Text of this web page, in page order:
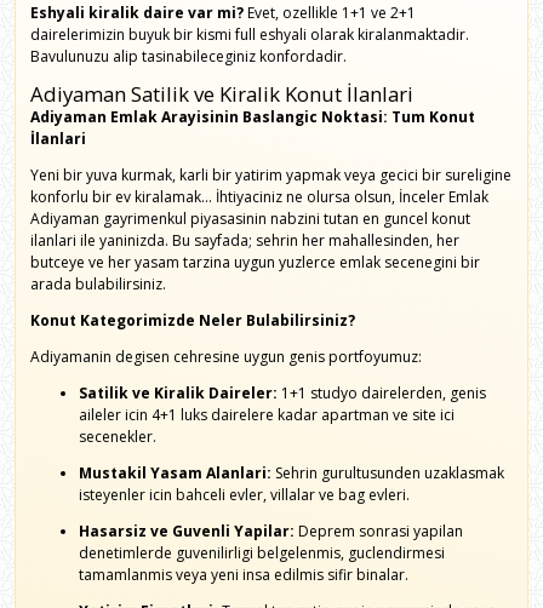
Eshyali kiralik daire var mi?Evet, ozellikle 1+1 ve 2+1
dairelerimizin buyuk bir kismi full eshyali olarak kiralanmaktadir.
Bavulunuzu alip tasinabileceginiz konfordadir.
Adiyaman Satilik ve Kiralik Konut İlanlari
Adiyaman Emlak Arayisinin Baslangic Noktasi: Tum Konut
İlanlari
Yeni bir yuva kurmak, karli bir yatirim yapmak veya gecici bir sureligine
konforlu bir ev kiralamak... İhtiyaciniz ne olursa olsun, İnceler Emlak
Adiyaman gayrimenkul piyasasinin nabzini tutan en guncel konut
ilanlari ile yaninizda. Bu sayfada; sehrin her mahallesinden, her
butceye ve her yasam tarzina uygun yuzlerce emlak secenegini bir
arada bulabilirsiniz.
Konut Kategorimizde Neler Bulabilirsiniz?
Adiyamanin degisen cehresine uygun genis portfoyumuz:
Satilik ve Kiralik Daireler: 1+1 studyo dairelerden, genis
aileler icin 4+1 luks dairelere kadar apartman ve site ici
secenekler.
Mustakil Yasam Alanlari: Sehrin gurultusunden uzaklasmak
isteyenler icin bahceli evler, villalar ve bag evleri.
Hasarsiz ve Guvenli Yapilar: Deprem sonrasi yapilan
denetimlerde guvenilirligi belgelenmis, guclendirmesi
tamamlanmis veya yeni insa edilmis sifir binalar.